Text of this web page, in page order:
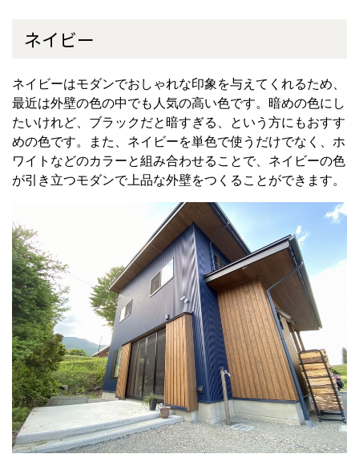
ネイビー
ネイビーはモダンでおしゃれな印象を与えてくれるため、
最近は外壁の色の中でも人気の高い色です。暗めの色にし
たいけれど、ブラックだと暗すぎる、という方にもおすす
めの色です。また、ネイビーを単色で使うだけでなく、ホ
ワイトなどのカラーと組み合わせることで、ネイビーの色
が引き立つモダンで上品な外壁をつくることができます。